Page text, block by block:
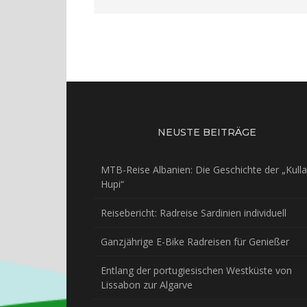
NEUSTE BEITRÄGE
MTB-Reise Albanien: Die Geschichte der „Kulla
Hupi“
Reisebericht: Radreise Sardinien individuell
Ganzjährige E-Bike Radreisen für Genießer
Entlang der portugiesischen Westküste von
Lissabon zur Algarve